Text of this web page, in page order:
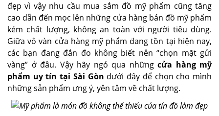
đẹp vì vậy nhu cầu mua sắm đồ mỹ phẩm cũng tăng
cao dẫn đến mọc lên những cửa hàng bán đồ mỹ phẩm
kém chất lượng, không an toàn với người tiêu dùng.
Giữa vô vàn cửa hàng mỹ phẩm đang tồn tại hiện nay,
các bạn đang đắn đo không biết nên “chọn mặt gửi
vàng” ở đâu. Vậy hãy ngó qua nhữngcửa hàng mỹ
phẩm uy tín tại Sài Gòn dưới đây để chọn cho mình
những sản phẩm ưng ý, yên tâm về chất lượng.